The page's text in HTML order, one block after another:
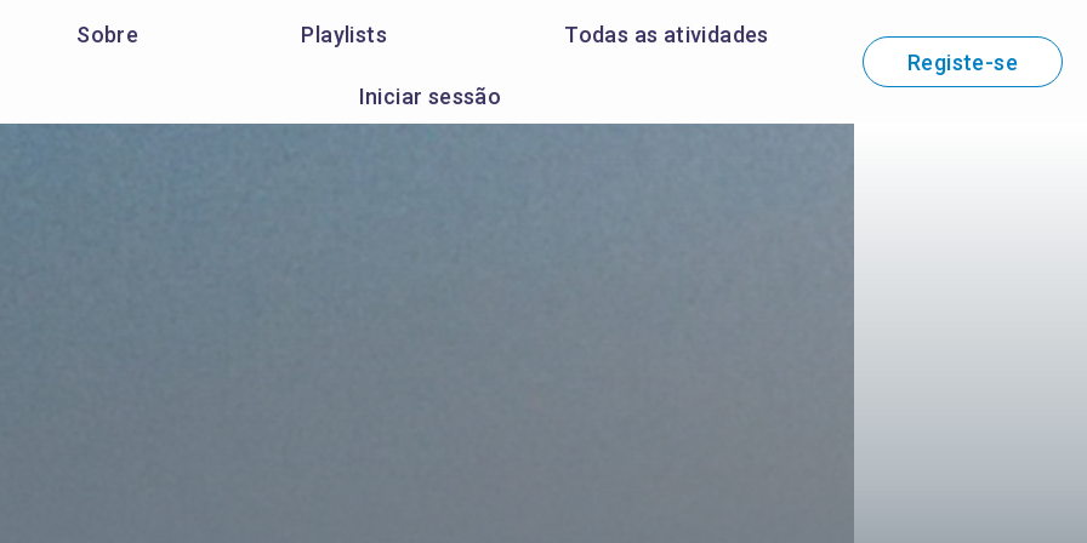
Sobre Playlists Todas as atividades
Iniciar sessão
Registe-se